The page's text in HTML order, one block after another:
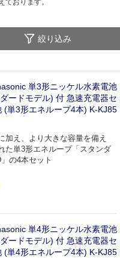
ております。
絞り込み
単3形ニッケル水素電池
ードモデル) 付 急速充電器セ
(単3形エネループ4本) K-KJ85
加え、より大きな容量を備え
た単3形エネループ「スタンダ
の4本セット
単4形ニッケル水素電池
ードモデル) 付 急速充電器セ
(単4形エネループ4本) K-KJ85